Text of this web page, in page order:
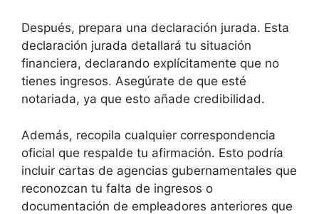
Después, prepara una declaración jurada. Esta
declaración jurada detallará tu situación
financiera, declarando explícitamente que no
tienes ingresos. Asegúrate de que esté
notariada, ya que esto añade credibilidad.
Además, recopila cualquier correspondencia
oficial que respalde tu afirmación. Esto podría
incluir cartas de agencias gubernamentales que
reconozcan tu falta de ingresos o
documentación de empleadores anteriores que